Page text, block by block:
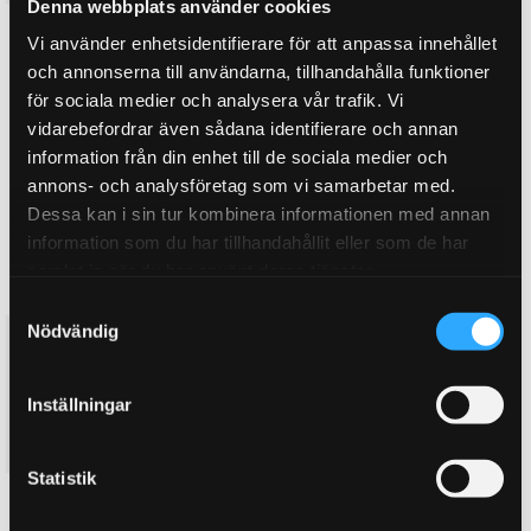
Denna webbplats använder cookies
Vi använder enhetsidentifierare för att anpassa innehållet
och annonserna till användarna, tillhandahålla funktioner
för sociala medier och analysera vår trafik. Vi
vidarebefordrar även sådana identifierare och annan
information från din enhet till de sociala medier och
annons- och analysföretag som vi samarbetar med.
Dessa kan i sin tur kombinera informationen med annan
information som du har tillhandahållit eller som de har
Nödvändig
Inställningar
Statistik
Lägg till i favoriterKÖP Lägg till i favoriterKÖP
D2 Coilovers Rally Asfalt ALFA
för bankörning/ rally asfalt
D2 Coilovers Rally Asfalt ALFA
Steg 1. Rally Asfaltkit. Coilovers
för bankörning/ rally asfalt